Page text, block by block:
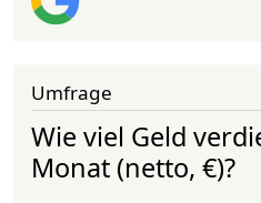
Umfrage
Wie viel Geld
Monat (netto, €)?